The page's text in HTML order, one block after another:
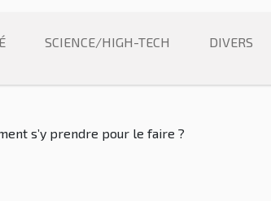
SCIENCE/HIGH-TECH DIVERS
s’y prendre pour le faire ?